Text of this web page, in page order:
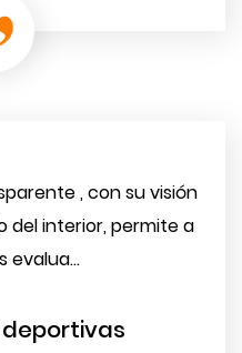
, con su visión
del interior, permite a
evalua...